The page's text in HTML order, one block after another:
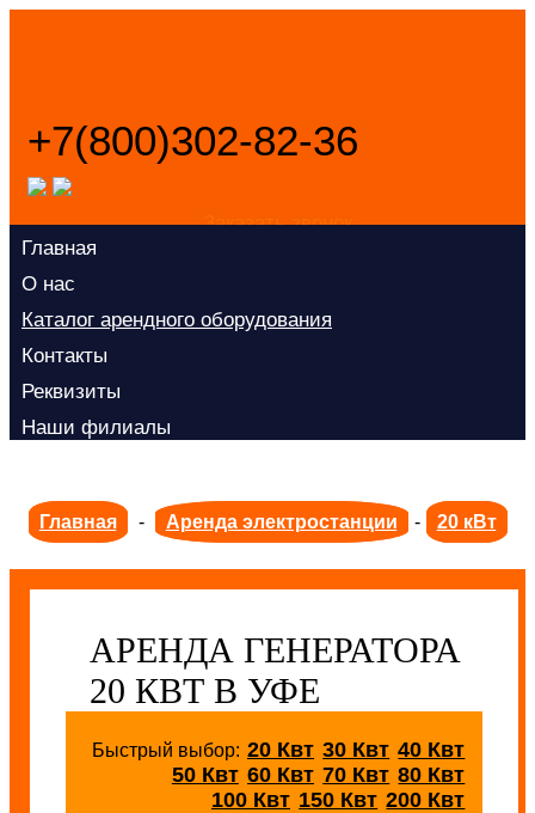
+7(800)302-82-36
Заказать звонок
Главная
О нас
Каталог арендного оборудования
Контакты
Реквизиты
Наши филиалы
Главная - Аренда электростанции - 20 кВт
АРЕНДА ГЕНЕРАТОРА
20 КВТ В УФЕ
Быстрый выбор: 20 Квт 30 Квт 40 Квт
50 Квт 60 Квт 70 Квт 80 Квт
100 Квт 150 Квт 200 Квт